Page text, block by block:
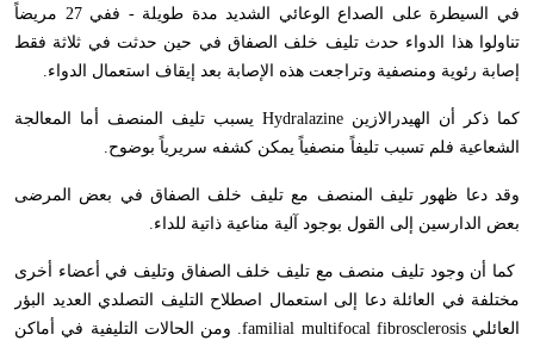
في السيطرة على الصداع الوعائي الشديد مدة طويلة - ففي 27 مريضاً
تناولوا هذا الدواء حدث تليف خلف الصفاق في حين حدثت في ثلاثة فقط
إصابة رئوية ومنصفية وتراجعت هذه الإصابة بعد إيقاف استعمال الدواء.
كما ذكر أن الهيدرالازين Hydralazine يسبب تليف المنصف أما المعالجة
الشعاعية فلم تسبب تليفاً منصفياً يمكن كشفه سريرياً بوضوح.
وقد دعا ظهور تليف المنصف مع تليف خلف الصفاق في بعض المرضى
بعض الدارسين إلى القول بوجود آلية مناعية ذاتية للداء.
كما أن وجود تليف منصف مع تليف خلف الصفاق وتليف في أعضاء أخرى
مختلفة في العائلة دعا إلى استعمال اصطلاح التليف التصلدي العديد البؤر
العائليfamilial multifocal fibrosclerosis. ومن الحالات التليفية في أماكن